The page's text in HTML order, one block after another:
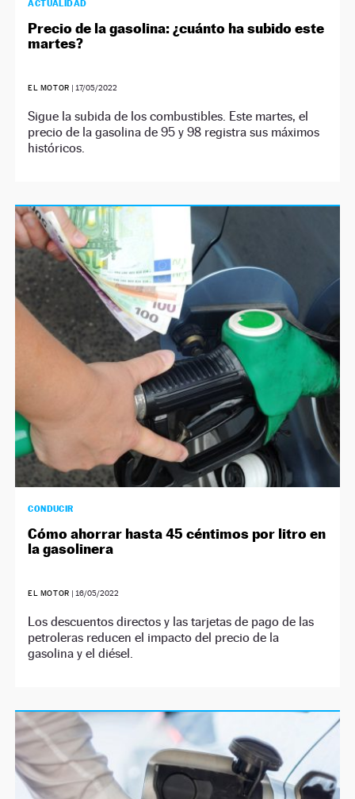
ACTUALIDAD
Precio de la gasolina: ¿cuánto ha subido este
martes?
EL MOTOR | 17/05/2022
Sigue la subida de los combustibles. Este martes, el
precio de la gasolina de 95 y 98 registra sus máximos
históricos.
CONDUCIR
Cómo ahorrar hasta 45 céntimos por litro en
la gasolinera
EL MOTOR | 16/05/2022
Los descuentos directos y las tarjetas de pago de las
petroleras reducen el impacto del precio de la
gasolina y el diésel.